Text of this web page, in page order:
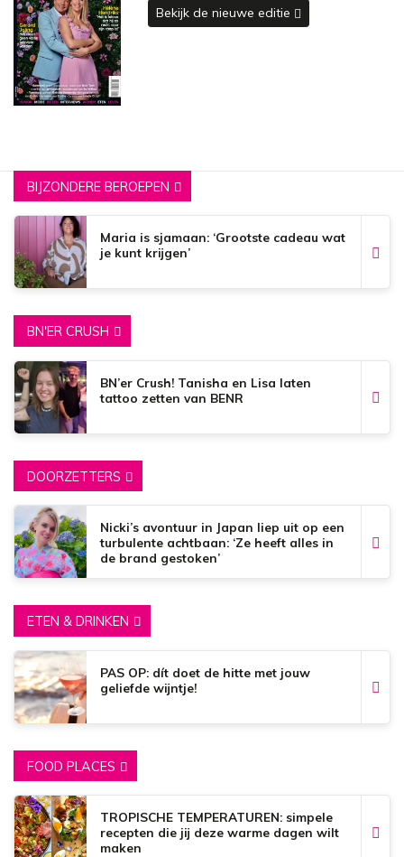
Bekijk de nieuwe editie
BIJZONDERE BEROEPEN
Maria is sjamaan: ‘Grootste cadeau wat
je kunt krijgen’
BN'ER CRUSH
BN’er Crush! Tanisha en Lisa laten
tattoo zetten van BENR
DOORZETTERS
Nicki’s avontuur in Japan liep uit op een
turbulente achtbaan: ‘Ze heeft alles in
de brand gestoken’
ETEN & DRINKEN
PAS OP: dít doet de hitte met jouw
geliefde wijntje!
FOOD PLACES
TROPISCHE TEMPERATUREN: simpele
recepten die jij deze warme dagen wilt
maken